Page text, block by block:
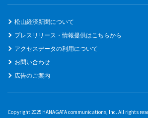
松山経済新聞について
プレスリリース・情報提供はこちらから
アクセスデータの利用について
お問い合わせ
広告のご案内
Copyright 2025 HANAGATA communications, Inc. All rights